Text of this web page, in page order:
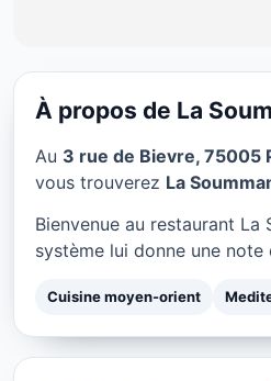
La Soummam
À propos de La
Au 3 rue de Bievre, 75005
vous trouverez La
Bienvenue au restaurant La
système lui donne une note
Cuisine moyen-orient